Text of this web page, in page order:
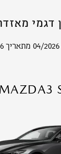
מאזדה
MAZDA3